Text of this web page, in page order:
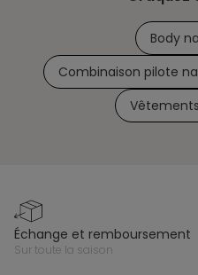
Body
Combinaison pilote
échange et remboursement
sur toute la saison